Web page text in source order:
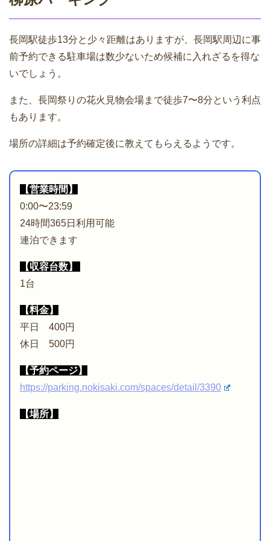
長岡駅徒歩13分と少々距離はありますが、長岡駅周辺に事
前予約できる駐車場は数少ないため候補に入れざるを得な
いでしょう。
また、長岡祭りの花火見物会場まで徒歩7〜8分という利点
もあります。
場所の詳細は予約確定後に教えてもらえるようです。
【営業時間】
0:00〜23:59
24時間365日利用可能
連泊できます
【収容台数】
1台
【料金】
平日 400円
休日 500円
【予約ページ】
https://parking.nokisaki.com/spaces/detail/3390
【場所】